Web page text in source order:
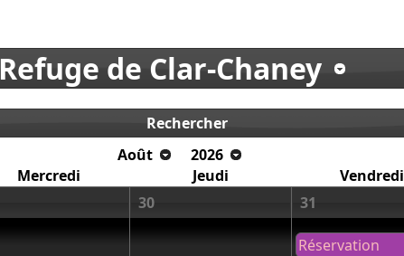
Refuge de Clar-Chaney
Rechercher
Août
2026
Mercredi Jeudi Vendredi
30 31
Réservation